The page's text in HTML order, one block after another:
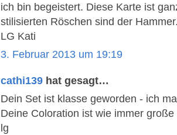
ich bin begeistert. Diese Karte ist
stilisierten Röschen sind der
LG Kati
3. Februar 2013 um 19:19
cathi139 hat gesagt…
Dein Set ist klasse geworden - ich
Deine Coloration ist wie immer
lg